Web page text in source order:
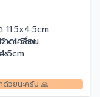
11.5x4.5cm
าดเคลื่อน
ร
ล็กน้อย
ที่หล่อจากปูน
วยนะครับ 🙏